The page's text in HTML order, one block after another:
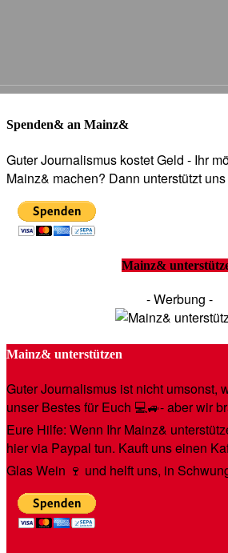
Spenden& an Mainz&
Guter Journalismus kostet Geld - Ihr
Mainz& machen? Dann unterstützt
Mainz&
- Werbung -
Mainz& unterstützen
Guter Journalismus ist nicht umsonst,
unser Bestes für Euch 💻🚙- aber wir
Eure Hilfe: Wenn Ihr Mainz&
hier via Paypal tun. Kauft uns einen
Glas Wein 🍷 und helft uns, in